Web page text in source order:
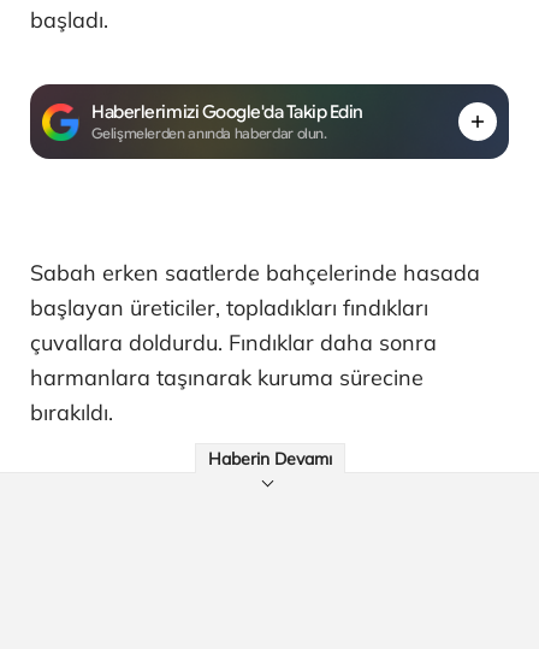
başladı.
Haberlerimizi Google'da Takip Edin
Gelişmelerden anında haberdar olun.
Sabah erken saatlerde bahçelerinde hasada
başlayan üreticiler, topladıkları fındıkları
çuvallara doldurdu. Fındıklar daha sonra
harmanlara taşınarak kuruma sürecine
bırakıldı.
Haberin Devamı